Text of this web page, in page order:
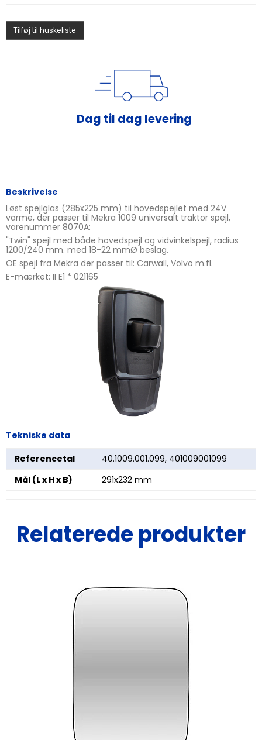
Tilføj til huskeliste
Dag til dag levering
Rådgivning af fagfolk
Beskrivelse
Løst spejlglas (285x225 mm) til hovedspejlet med 24V
varme, der passer til Mekra 1009 universalt traktor spejl,
varenummer 8070A:
"Twin" spejl med både hovedspejl og vidvinkelspejl, radius
1200/240 mm. med 18-22 mmØ beslag.
OE spejl fra Mekra der passer til: Carwall, Volvo m.fl.
E-mærket: II E1 * 021165
Tekniske data
Referencetal
40.1009.001.099, 401009001099
Mål (L x H x B)
291x232 mm
Relaterede produkter